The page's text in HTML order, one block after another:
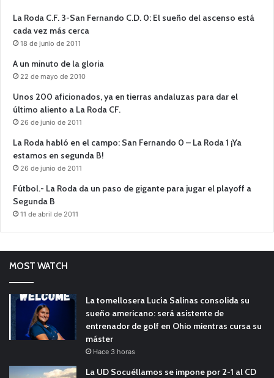
La Roda C.F. 3-San Fernando C.D. 0: El sueño del ascenso está
cada vez más cerca
18 de junio de 2011
A un minuto de la gloria
22 de mayo de 2010
Unos 200 aficionados, ya en tierras andaluzas para dar el
último aliento a La Roda CF.
26 de junio de 2011
La Roda habló en el campo: San Fernando 0 – La Roda 1 ¡Ya
estamos en segunda B!
26 de junio de 2011
Fútbol.- La Roda da un paso de gigante para jugar el playoff a
Segunda B
11 de abril de 2011
MOST WATCH
La tomellosera Lucía Salinas consolida su
sueño americano: será asistente de
entrenador de golf en Ohio mientras cursa su
máster
Hace 3 horas
La UD Socuéllamos se impone por 2-1 al CD